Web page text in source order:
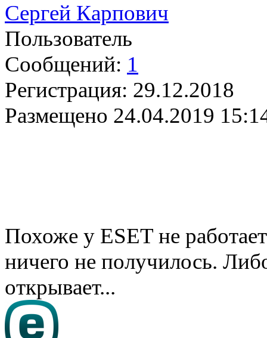
Сергей Карпович
Пользователь
Сообщений: 1
Регистрация: 29.12.2018
Размещено 24.04.2019
Похоже у ESET не
ничего не получилось.
открывает...